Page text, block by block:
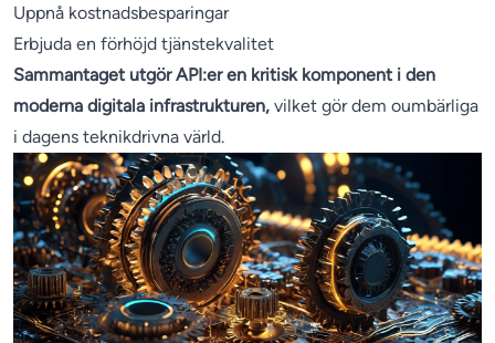
Uppnå kostnadsbesparingar
Erbjuda en förhöjd tjänstekvalitet
Sammantaget utgör API:er en kritisk komponent i den
moderna digitala infrastrukturen, vilket gör dem oumbärliga
i dagens teknikdrivna värld.